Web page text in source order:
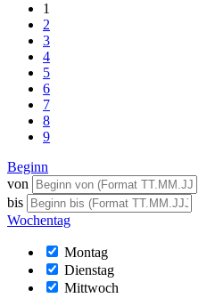
1
2
3
4
5
6
7
8
9
Beginn
von
bis
Wochentag
Montag
Dienstag
Mittwoch